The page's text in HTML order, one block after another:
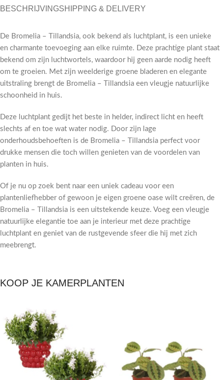
BESCHRIJVINGSHIPPING & DELIVERY
De Bromelia – Tillandsia, ook bekend als luchtplant, is een unieke
en charmante toevoeging aan elke ruimte. Deze prachtige plant staat
bekend om zijn luchtwortels, waardoor hij geen aarde nodig heeft
om te groeien. Met zijn weelderige groene bladeren en elegante
uitstraling brengt de Bromelia – Tillandsia een vleugje natuurlijke
schoonheid in huis.
Deze luchtplant gedijt het beste in helder, indirect licht en heeft
slechts af en toe wat water nodig. Door zijn lage
onderhoudsbehoeften is de Bromelia – Tillandsia perfect voor
drukke mensen die toch willen genieten van de voordelen van
planten in huis.
Of je nu op zoek bent naar een uniek cadeau voor een
plantenliefhebber of gewoon je eigen groene oase wilt creëren, de
Bromelia – Tillandsia is een uitstekende keuze. Voeg een vleugje
natuurlijke elegantie toe aan je interieur met deze prachtige
luchtplant en geniet van de rustgevende sfeer die hij met zich
meebrengt.
KOOP JE KAMERPLANTEN